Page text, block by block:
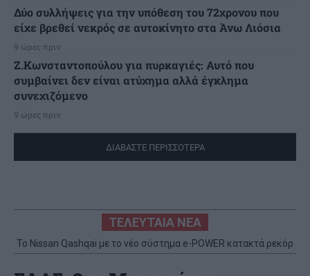
Δύο συλλήψεις για την υπόθεση του 72χρονου που
είχε βρεθεί νεκρός σε αυτοκίνητο στα Άνω Λιόσια
9 ώρες πριν
Ζ.Κωνσταντοπούλου για πυρκαγιές: Αυτό που
συμβαίνει δεν είναι ατύχημα αλλά έγκλημα
συνεχιζόμενο
9 ώρες πριν
ΔΙΑΒΑΣΤΕ ΠΕΡΙΣΣΟΤΕΡΑ